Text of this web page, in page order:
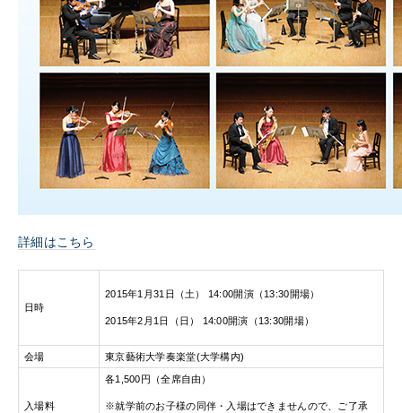
詳細はこちら
日時
2015年1月31日（土） 14:00開演（13:30開場）
2015年2月1日（日） 14:00開演（13:30開場）
会場 東京藝術大学奏楽堂(大学構内)
入場料
各1,500円（全席自由）
※就学前のお子様の同伴・入場はできませんので、ご了承